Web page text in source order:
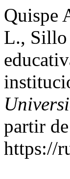
Quispe
L., Sillo
partir de
https://